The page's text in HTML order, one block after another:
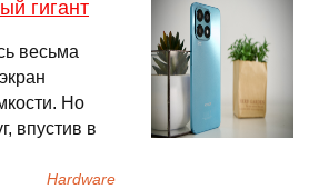
гигант
весьма
Но
впустив в
Hardware